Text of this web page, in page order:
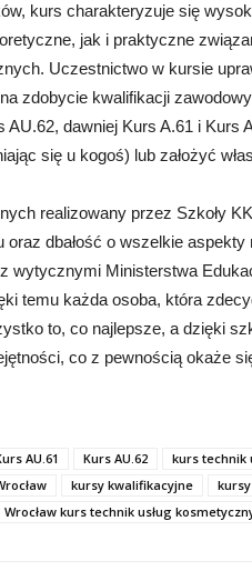
kurs charakteryzuje się
jak i praktyczne
Uczestnictwo w kursie
zdobycie kwalifikacji
AU.62, dawniej Kurs A.61 i Kurs
się u kogoś) lub założyć
realizowany przez Szkoły
dbałość o wszelkie
wytycznymi Ministerstwa
temu każda osoba, która
to, co najlepsze, a dzięki
co z pewnością okaże
AU.61 Kurs AU.62
kurs technik
kursy kwalifikacyjne
Wrocław kurs technik usług